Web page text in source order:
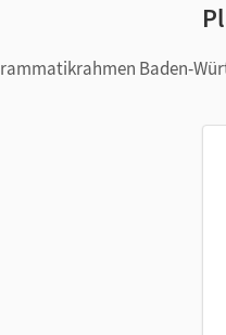
Baden-